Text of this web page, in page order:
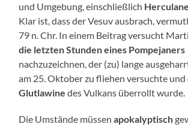
und Umgebung, einschließlich
Klar ist, dass der Vesuv ausbrach,
79 n. Chr. In einem Beitrag versucht
die letzten Stunden eines Pompejaners
nachzuzeichnen, der (zu) lange
am 25. Oktober zu fliehen versuchte und
Glutlawinedes Vulkans überrollt wurde.
Die Umstände müssenapokalyptisch